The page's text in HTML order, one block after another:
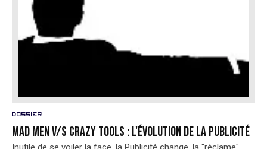
Dossier
Mad Men v/s Crazy tools : l'évolution de la publicité